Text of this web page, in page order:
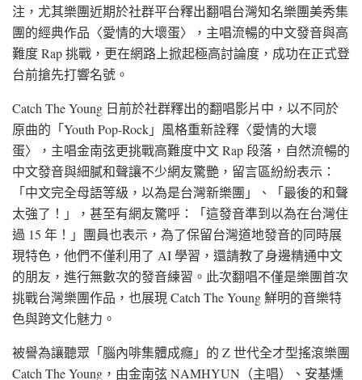
注，尤其樂團近期於社群平台釋出翻唱台灣知名樂團美秀集
團的經典作品〈愛情的大壞蛋〉，主唱流暢的中文發音與高
難度 Rap 挑戰，更在網路上掀起極高討論度，成功在正式登
台前搶先打響名號。
Catch The Young 日前於社群釋出的翻唱影片中，以不同於
原曲的「Youth Pop-Rock」風格重新詮釋〈愛情的大壞
蛋〉，主唱金南弦更挑戰高難度中文 Rap 段落，自然流暢的
中文發音與細膩和聲讓不少網友驚艷，留言區紛紛表示：
「中文完全母語等級，以為是台灣新樂團」、「最後的和聲
太強了！」，甚至有網友驚呼：「這發音準到以為在台灣住
過 15 年！」團員也表示，為了保留台灣道地發音的同時展
現特色，他們不僅利用了 AI 學習，還請教了身邊精通中文
的朋友，進行無數次的發音練習。此次翻唱不僅是樂團首次
挑戰台灣樂團作品，也展現 Catch The Young 鮮明的音樂特
色與跨文化魅力。
被譽為讓聽眾「腦內啡集體成癮」的 Z 世代全才型搖滾樂團
Catch The Young，由金南弦 NAMHYUN（主唱）、安基燻